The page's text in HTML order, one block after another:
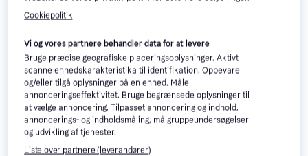
Apple iPad Air M4 11
Inch 128GB 12GB
4.3
6.024 kr.
Eller 3 betalinger af 2.008 kr.
4 butikker
Apple iPad Air M3
(2025), 11-inch, Wi-
Fi+Cellular, 128GB, Blue
11", Apple iPadOS 18
Cookiepolitik
Vi og vores partnere behandler data for at levere
Bruge præcise geografiske placeringsoplysninger. Aktivt
scanne enhedskarakteristika til identifikation. Opbevare
og/eller tilgå oplysninger på en enhed. Måle
annonceringseffektivitet. Bruge begrænsede oplysninger til
at vælge annoncering. Tilpasset annoncering og indhold,
annoncerings- og indholdsmåling, målgruppeundersøgelser
og udvikling af tjenester.
Liste over partnere (leverandører)